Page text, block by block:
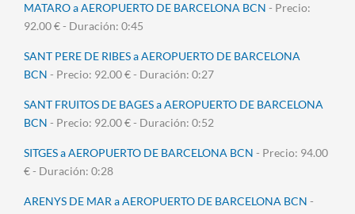
MATARO a AEROPUERTO DE BARCELONA BCN - Precio:
92.00 € - Duración: 0:45
SANT PERE DE RIBES a AEROPUERTO DE BARCELONA
BCN - Precio: 92.00 € - Duración: 0:27
SANT FRUITOS DE BAGES a AEROPUERTO DE BARCELONA
BCN - Precio: 92.00 € - Duración: 0:52
SITGES a AEROPUERTO DE BARCELONA BCN - Precio: 94.00
€ - Duración: 0:28
ARENYS DE MAR a AEROPUERTO DE BARCELONA BCN -